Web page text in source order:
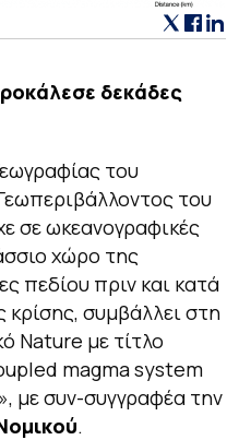
δεκάδες
του
του
σε ωκεανογραφικές
χώρο της
πεδίου πριν και κατά
κρίσης, συμβάλλει στη
Nature με τίτλο
magma system
με συν-συγγραφέα την
.